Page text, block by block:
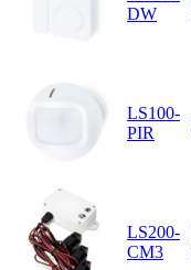
DW
LS100-
PIR
LS200-
CM3